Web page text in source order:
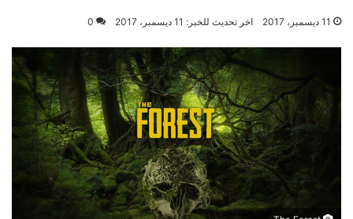
11 ديسمبر، 2017 اخر تحديث للخبر: 11 ديسمبر، 2017 0